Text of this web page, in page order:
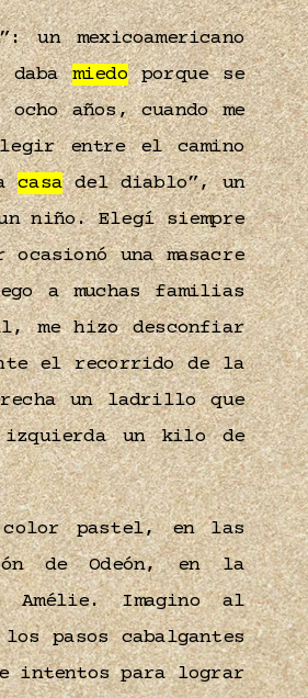
un mexicoamericano
dabamiedoporque se
años, cuando me
entre el camino
casadel diablo”, un
un niño. Elegí siempre
una masacre
a muchas familias
me hizo desconfiar
el recorrido de la
un ladrillo que
un kilo de
color pastel, en las
de Odeón, en la
Amélie. Imagino al
pasos cabalgantes
intentos para lograr